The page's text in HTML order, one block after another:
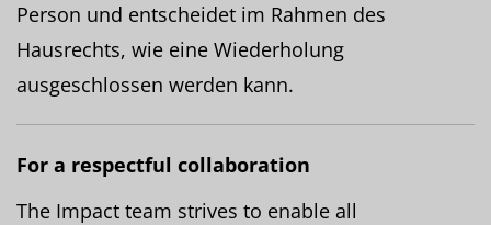
Person und entscheidet im Rahmen des
Hausrechts, wie eine Wiederholung
ausgeschlossen werden kann.
For a respectful collaboration
The Impact team strives to enable all